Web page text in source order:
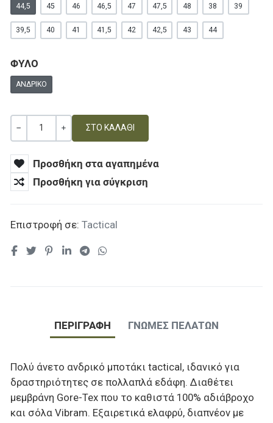
44,5 45 46 46,5 47 47,5 48 38 39
39,5 40 41 41,5 42 42,5 43 44
ΦΥΛΟ
ΑΝΔΡΙΚΌ
Ποσότητα
Προσθήκη στα αγαπημένα
Προσθήκη για σύγκριση
Επιστροφή σε: Tactical
ΠΕΡΙΓΡΑΦΉ ΓΝΏΜΕΣ ΠΕΛΑΤΏΝ
Πολύ άνετο ανδρικό μποτάκι tactical, ιδανικό για
δραστηριότητες σε πολλαπλά εδάφη. Διαθέτει
μεμβράνη Gore-Tex που το καθιστά 100% αδιάβροχο
και σόλα Vibram. Εξαιρετικά ελαφρύ, διαπνέον με